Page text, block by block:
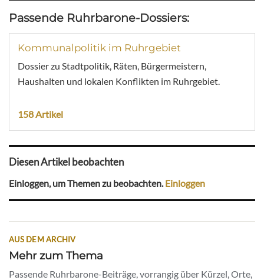
Passende Ruhrbarone-Dossiers:
Kommunalpolitik im Ruhrgebiet
Dossier zu Stadtpolitik, Räten, Bürgermeistern,
Haushalten und lokalen Konflikten im Ruhrgebiet.
158 Artikel
Diesen Artikel beobachten
Einloggen, um Themen zu beobachten.Einloggen
AUS DEM ARCHIV
Mehr zum Thema
Passende Ruhrbarone-Beiträge, vorrangig über Kürzel, Orte,